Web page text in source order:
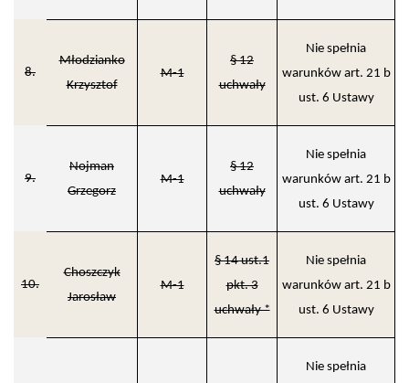
8.
Młodzianko
Krzysztof
M-1
§ 12
uchwały
Nie spełnia
warunków art. 21 b
ust. 6 Ustawy
9.
Nojman
Grzegorz
M-1
§ 12
uchwały
Nie spełnia
warunków art. 21 b
ust. 6 Ustawy
10.
Choszczyk
Jarosław
M-1
§ 14 ust.1
pkt. 3
uchwały *
Nie spełnia
warunków art. 21 b
ust. 6 Ustawy
Nie spełnia